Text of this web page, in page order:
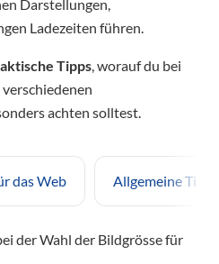
Darstellungen,
Ladezeiten führen.
Tipps , worauf du bei
verschiedenen
achten solltest.
das Web Allgemeine Tipps
der Wahl der Bildgrösse für